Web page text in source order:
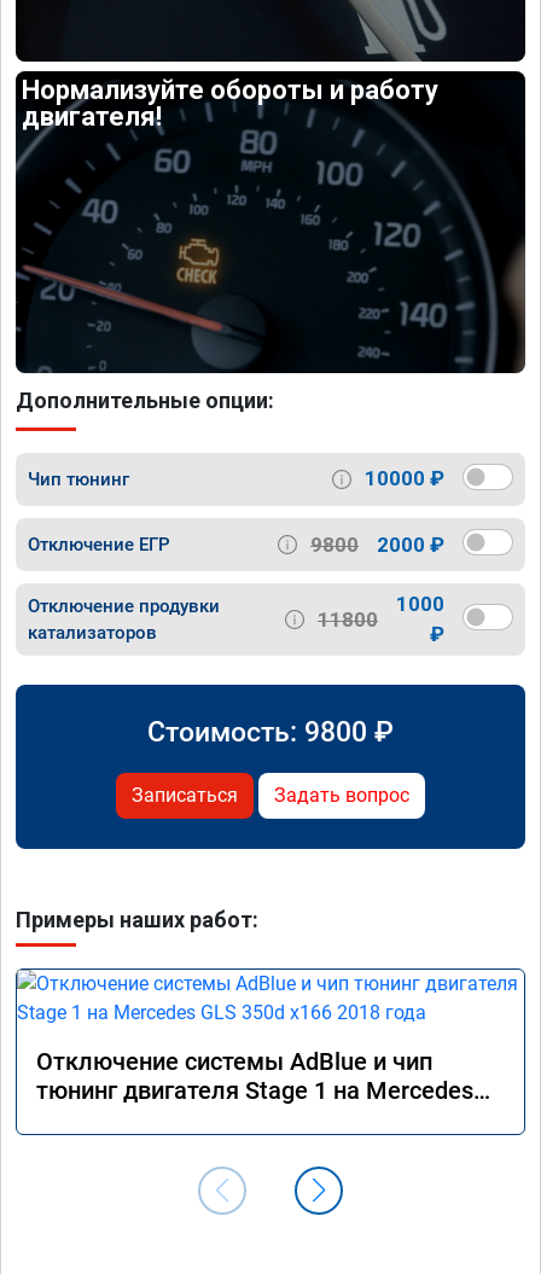
Нормализуйте обороты и работу
двигателя!
Дополнительные опции:
Чип тюнинг 10000 ₽
Отключение ЕГР 9800 2000 ₽
Отключение продувки
катализаторов
11800
1000
₽
Стоимость: 9800 ₽
Записаться Задать вопрос
Примеры наших работ:
Отключение системы AdBlue и чип
тюнинг двигателя Stage 1 на Mercedes